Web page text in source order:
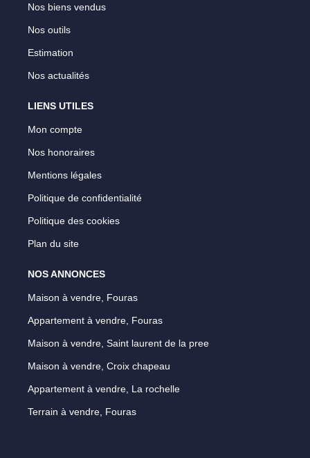
Nos biens vendus
Nos outils
Estimation
Nos actualités
LIENS UTILES
Mon compte
Nos honoraires
Mentions légales
Politique de confidentialité
Politique des cookies
Plan du site
NOS ANNONCES
Maison à vendre, Fouras
Appartement à vendre, Fouras
Maison à vendre, Saint laurent de la pree
Maison à vendre, Croix chapeau
Appartement à vendre, La rochelle
Terrain à vendre, Fouras